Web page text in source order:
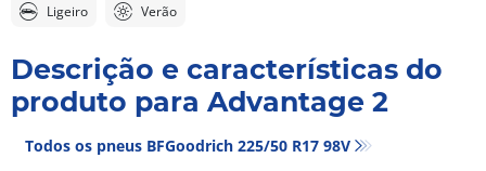
Ligeiro Verão
Descrição e características do
produto para Advantage 2
Todos os pneus BFGoodrich 225/50 R17 98V